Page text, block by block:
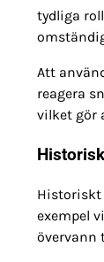
tydliga
Att
reagera
vilket gör
Historiskt
exempel
övervann